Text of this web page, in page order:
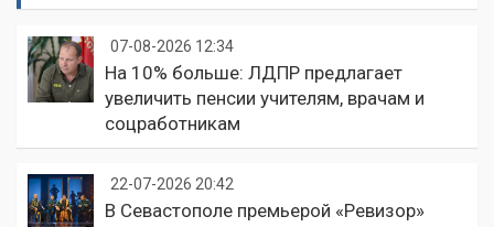
07-08-2026 12:34
На 10% больше: ЛДПР предлагает
увеличить пенсии учителям, врачам и
соцработникам
22-07-2026 20:42
В Севастополе премьерой «Ревизор»